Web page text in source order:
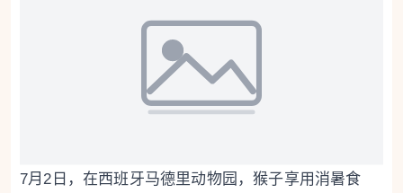
7月2日，在西班牙马德里动物园，猴子享用消暑食